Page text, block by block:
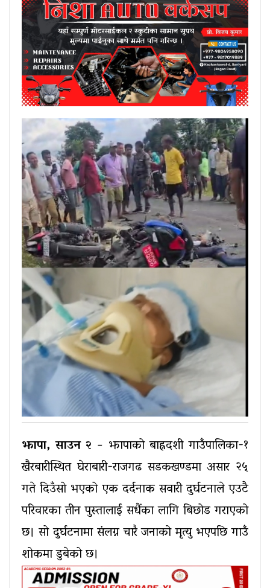
झापा, साउन २ - झापाको बाह्रदशी गाउँपालिका-१
खैरबारीस्थित घेराबारी-राजगढ सडकखण्डमा असार २५
गते दिउँसो भएको एक दर्दनाक सवारी दुर्घटनाले एउटै
परिवारका तीन पुस्तालाई सधैंका लागि बिछोड गराएको
छ। सो दुर्घटनामा संलग्न चारै जनाको मृत्यु भएपछि गाउँ
शोकमा डुबेको छ।